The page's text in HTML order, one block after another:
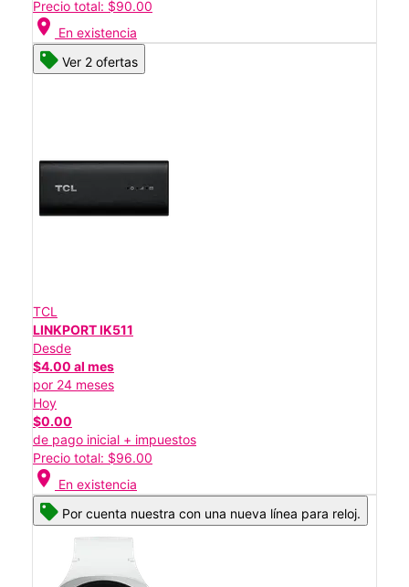
Precio total: $90.00
location_on En existencia
Ver 2 ofertas
TCL
LINKPORT IK511
Desde
$4.00 al mes
por 24 meses
Hoy
$0.00
de pago inicial + impuestos
Precio total: $96.00
location_on En existencia
Por cuenta nuestra con una nueva línea para reloj.